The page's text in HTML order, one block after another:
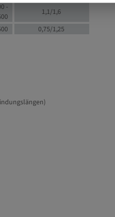
-
1,1/1,6
0,75/1,25